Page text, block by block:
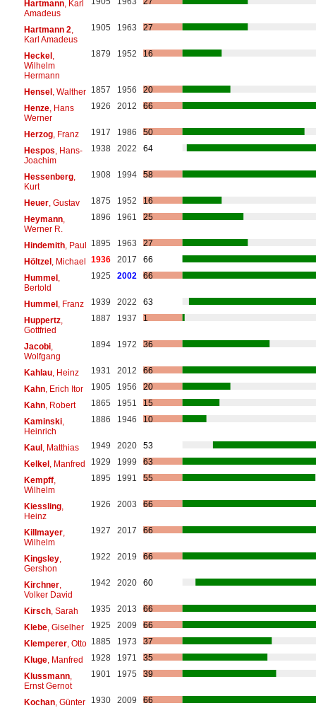
Hartmann, Karl
Amadeus
Hartmann 2
Karl Amadeus
1905 1963 27
Heckel,
Wilhelm
Hermann
1879 1952 16
Hensel, Walther 1857 1956
20
Henze, Hans
Werner
1926 2012 66
Herzog, Franz 1917 1986
50
Hespos , Hans-
Joachim
1938 2022 64
Hessenberg,
Kurt
1908 1994 58
Heuer, Gustav 1875 1952
16
Heymann,
Werner R.
1896 1961 25
Hindemith, Paul 1895 1963
27
Höltzel, Michael 1936 2017
66
Hummel,
Bertold
1925 2002 66
Hummel, Franz 1939 2022
63
Huppertz,
Gottfried
1887 1937 1
Jacobi,
Wolfgang
1894 1972 36
Kahlau, Heinz 1931 2012
66
Kahn, Erich Itor 1905 1956
20
Kahn, Robert 1865 1951
15
Kaminski,
Heinrich
1886 1946 10
Kaul, Matthias 1949 2020
53
Kelkel, Manfred 1929 1999
63
Kempff,
Wilhelm
1895 1991 55
Kiessling,
Heinz
1926 2003 66
Killmayer,
Wilhelm
1927 2017 66
Kingsley,
Gershon
1922 2019 66
Kirchner,
Volker David
1942 2020 60
Kirsch, Sarah 1935 2013
66
Klebe, Giselher 1925 2009
66
Klemperer, Otto 1885 1973
37
Kluge, Manfred 1928 1971
35
Klussmann,
Ernst Gernot
1901 1975 39
Kochan, Günter 1930 2009
66